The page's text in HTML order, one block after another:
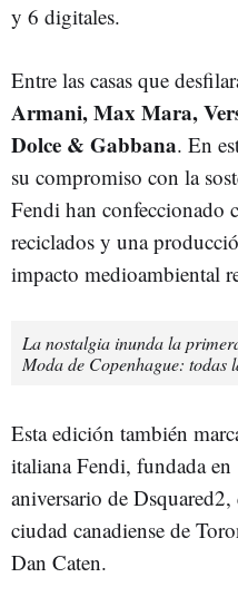
y 6 digitales.
Entre las casas que
Armani, Max Mara,
Dolce & Gabbana. En
su compromiso con la
Fendi han confeccionado
reciclados y una
impacto medioambiental
La nostalgia inunda la
Moda de Copenhague: todas
Esta edición también
italiana Fendi, fundada
aniversario de
ciudad canadiense de
Dan Caten.